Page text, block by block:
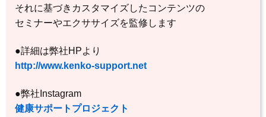
それに基づきカスタマイズしたコンテンツの
セミナーやエクササイズを監修します
●詳細は弊社HPより
http://www.kenko-support.net
●弊社Instagram
健康サポートプロジェクト